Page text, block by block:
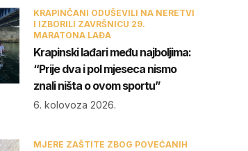
KRAPINČANI ODUŠEVILI NA NERETVI
I IZBORILI ZAVRŠNICU 29.
MARATONA LAĐA
Krapinski lađari među najboljima:
“Prije dva i pol mjeseca nismo
znali ništa o ovom sportu”
6. kolovoza 2026.
MJERE ZAŠTITE ZBOG POVEĆANIH